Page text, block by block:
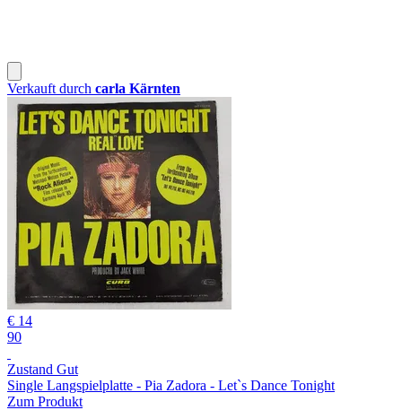
Verkauft durch carla Kärnten
€ 14
90
Zustand Gut
Single Langspielplatte - Pia Zadora - Let`s Dance Tonight
Zum Produkt